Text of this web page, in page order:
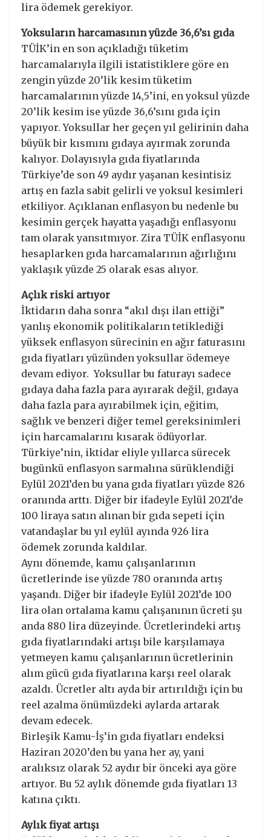
lira ödemek gerekiyor.
Yoksuların harcamasının yüzde 36,6’sı gıda
TÜİK’in en son açıkladığı tüketim
harcamalarıyla ilgili istatistiklere göre en
zengin yüzde 20’lik kesim tüketim
harcamalarının yüzde 14,5’ini, en yoksul yüzde
20’lik kesim ise yüzde 36,6’sını gıda için
yapıyor. Yoksullar her geçen yıl gelirinin daha
büyük bir kısmını gıdaya ayırmak zorunda
kalıyor. Dolayısıyla gıda fiyatlarında
Türkiye’de son 49 aydır yaşanan kesintisiz
artış en fazla sabit gelirli ve yoksul kesimleri
etkiliyor. Açıklanan enflasyon bu nedenle bu
kesimin gerçek hayatta yaşadığı enflasyonu
tam olarak yansıtmıyor. Zira TÜİK enflasyonu
hesaplarken gıda harcamalarının ağırlığını
yaklaşık yüzde 25 olarak esas alıyor.
Açlık riski artıyor
İktidarın daha sonra “akıl dışı ilan ettiği”
yanlış ekonomik politikaların tetiklediği
yüksek enflasyon sürecinin en ağır faturasını
gıda fiyatları yüzünden yoksullar ödemeye
devam ediyor. Yoksullar bu faturayı sadece
gıdaya daha fazla para ayırarak değil, gıdaya
daha fazla para ayırabilmek için, eğitim,
sağlık ve benzeri diğer temel gereksinimleri
için harcamalarını kısarak ödüyorlar.
Türkiye’nin, iktidar eliyle yıllarca sürecek
bugünkü enflasyon sarmalına sürüklendiği
Eylül 2021’den bu yana gıda fiyatları yüzde 826
oranında arttı. Diğer bir ifadeyle Eylül 2021’de
100 liraya satın alınan bir gıda sepeti için
vatandaşlar bu yıl eylül ayında 926 lira
ödemek zorunda kaldılar.
Aynı dönemde, kamu çalışanlarının
ücretlerinde ise yüzde 780 oranında artış
yaşandı. Diğer bir ifadeyle Eylül 2021’de 100
lira olan ortalama kamu çalışanının ücreti şu
anda 880 lira düzeyinde. Ücretlerindeki artış
gıda fiyatlarındaki artışı bile karşılamaya
yetmeyen kamu çalışanlarının ücretlerinin
alım gücü gıda fiyatlarına karşı reel olarak
azaldı. Ücretler altı ayda bir artırıldığı için bu
reel azalma önümüzdeki aylarda artarak
devam edecek.
Birleşik Kamu-İş’in gıda fiyatları endeksi
Haziran 2020’den bu yana her ay, yani
aralıksız olarak 52 aydır bir önceki aya göre
artıyor. Bu 52 aylık dönemde gıda fiyatları 13
katına çıktı.
Aylık fiyat artışı